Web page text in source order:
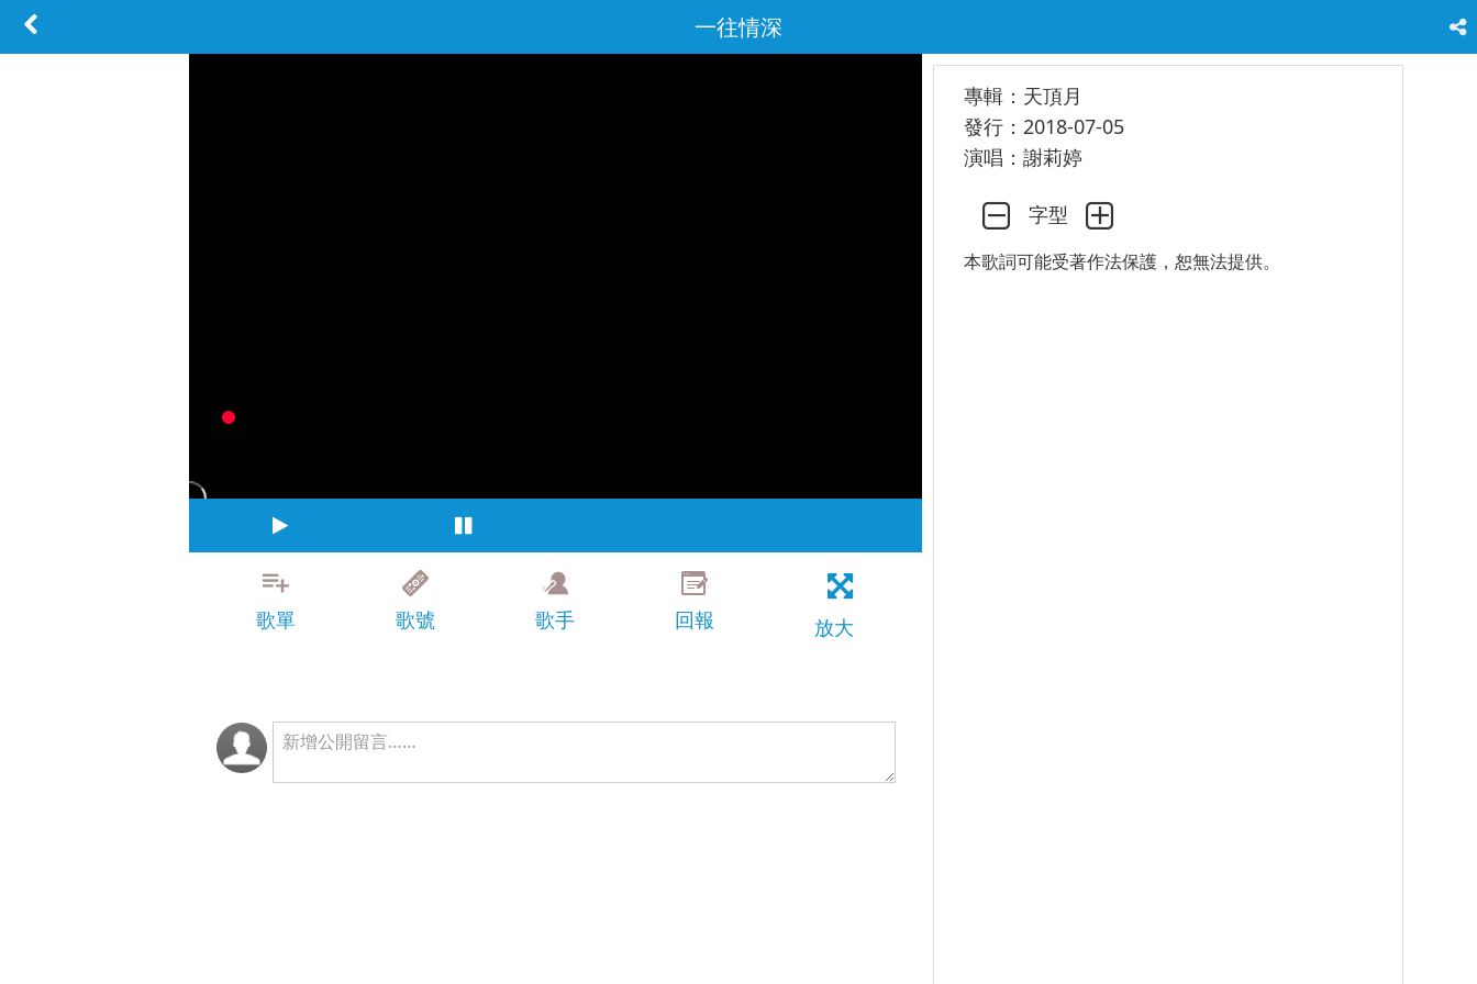
一往情深
歌單 歌號 歌手 回報 放大
專輯：天頂月
發行：2018-07-05
演唱：謝莉婷
字型
本歌詞可能受著作法保護，恕無法提供。